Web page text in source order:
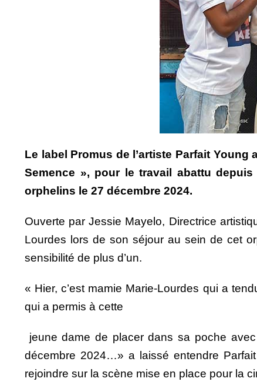
Le label Promus de l’artiste Parfait
Semence », pour le travail abattu
orphelins le 27 décembre 2024.
Ouverte par Jessie Mayelo, Directrice
Lourdes lors de son séjour au sein de cet
sensibilité de plus d’un.
« Hier, c’est mamie Marie-Lourdes qui a
qui a permis à cette
jeune dame de placer dans sa poche
décembre 2024…» a laissé entendre
rejoindre sur la scène mise en place pour la